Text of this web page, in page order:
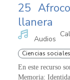
25
llanera
Audios
Ciencias sociales
En este recurso
Memoria: